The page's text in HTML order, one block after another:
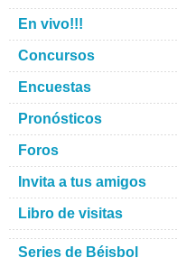
En vivo!!!
Concursos
Encuestas
Pronósticos
Foros
Invita a tus amigos
Libro de visitas
Series de Béisbol